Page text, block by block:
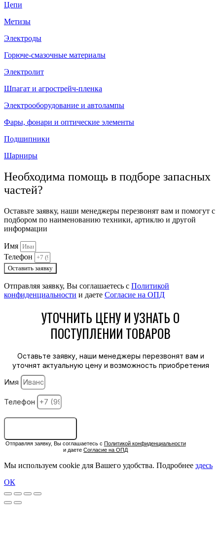
Цепи
Метизы
Электроды
Горюче-смазочные материалы
Электролит
Шпагат и агрострейч-пленка
Электрооборудование и автолампы
Фары, фонари и оптические элементы
Подшипники
Шарниры
Необходима помощь в подборе запасных
частей?
Оставьте заявку, наши менеджеры перезвонят вам и помогут с
подбором по наименованию техники, артиклю и другой
информации
Имя
Телефон
Оставить заявку
Отправляя заявку, Вы соглашаетесь с Политикой
конфиденциальности и даете Согласие на ОПД
УТОЧНИТЬ ЦЕНУ И УЗНАТЬ О
ПОСТУПЛЕНИИ ТОВАРОВ
Оставьте заявку, наши менеджеры перезвонят вам и
уточнят актуальную цену и возможность приобретения
Имя
Телефон
Отправляя заявку, Вы соглашаетесь с Политикой конфиденциальности
и даетеСогласие на ОПД
Мы используем cookie для Вашего удобства. Подробнее здесь
ОК